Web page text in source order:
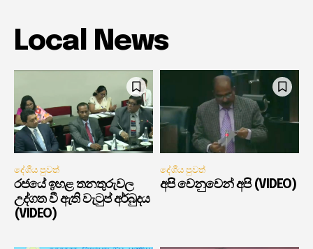
Local News
දේශීය පුවත්
රජයේ ඉහළ තනතුරුවල
උද්ගත වී ඇති වැටුප් අර්බුදය
(VIDEO)
දේශීය පුවත්
අපි වෙනුවෙන් අපි (VIDEO)